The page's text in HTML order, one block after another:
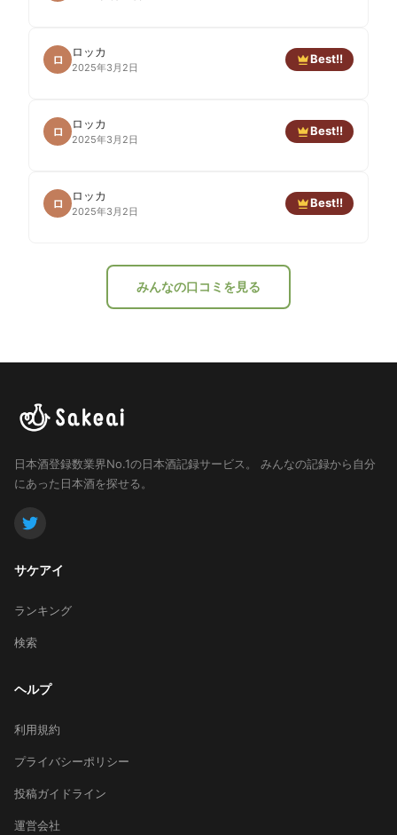
ロ
ロッカ
2025年3月2日
Best!!
ロ
ロッカ
2025年3月2日
Best!!
ロ
ロッカ
2025年3月2日
Best!!
みんなの口コミを見る
日本酒登録数業界No.1の日本酒記録サービス。
みんなの記録から自分
にあった日本酒を探せる。
サケアイ
ランキング
検索
ヘルプ
利用規約
プライバシーポリシー
投稿ガイドライン
運営会社